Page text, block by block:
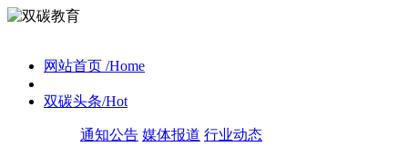
网站首页 /Home
双碳头条/Hot
通知公告 媒体报道 行业动态